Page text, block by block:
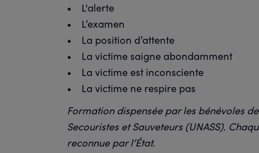
• L'alerte
• L’examen
• La position d’attente
• La victime saigne abondamment
• La victime est inconsciente
• La victime ne respire pas
Formation dispensée par les bénévoles
Secouristes et Sauveteurs (UNASS).
reconnue par l’État.